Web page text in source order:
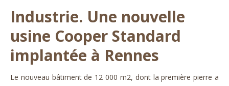
Industrie. Une nouvelle
usine Cooper Standard
implantée à Rennes
Le nouveau bâtiment de 12 000 m2, dont la première pierre a